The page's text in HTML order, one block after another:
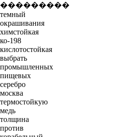
���������
темный
окрашивания
химстойкая
ко-198
кислотостойкая
выбрать
промышленных
пищевых
серебро
москва
термостойкую
медь
толщина
против